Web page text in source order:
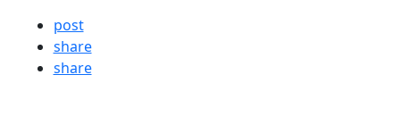
post
share
share